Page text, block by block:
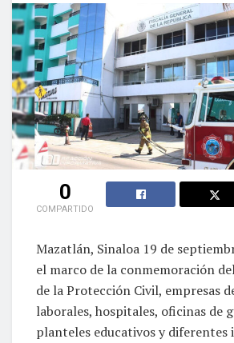
0
COMPARTIDO
Mazatlán, Sinaloa 19 de
el marco de la conmemoración
de la Protección Civil, empresas
laborales, hospitales, oficinas de
planteles educativos y diferentes